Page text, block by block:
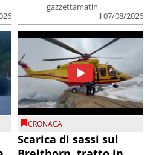
gazzettamatin
il 07/08/2026
CRONACA
Scarica di sassi sul